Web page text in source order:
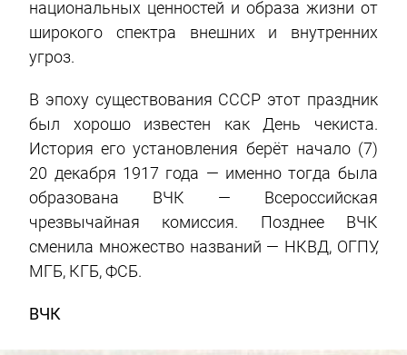
национальных ценностей и образа жизни от
широкого спектра внешних и внутренних
угроз.
В эпоху существования СССР этот праздник
был хорошо известен как День чекиста.
История его установления берёт начало (7)
20 декабря 1917 года — именно тогда была
образована ВЧК — Всероссийская
чрезвычайная комиссия. Позднее ВЧК
сменила множество названий — НКВД, ОГПУ,
МГБ, КГБ, ФСБ.
ВЧК